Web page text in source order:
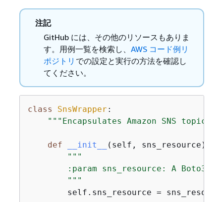
注記
GitHub には、その他のリソースもありま
す。用例一覧を検索し、 AWS コード例リ
ポジトリ での設定と実行の方法を確認し
てください。
class SnsWrapper :
"""Encapsulates Amazon SNS
def __init__ ( self, sns_resource ):
"""
:param sns_resource: A Boto3
        """
self.sns_resource =